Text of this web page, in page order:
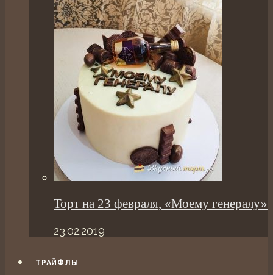
Торт на 23 февраля, «Моему генералу»
23.02.2019
ТРАЙФЛЫ